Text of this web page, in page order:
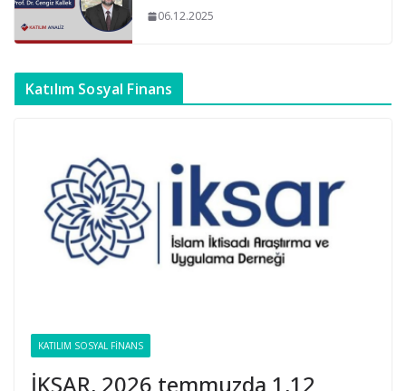
06.12.2025
Katılım Sosyal Finans
KATILIM SOSYAL FINANS
İKSAR, 2026 temmuzda 1,12